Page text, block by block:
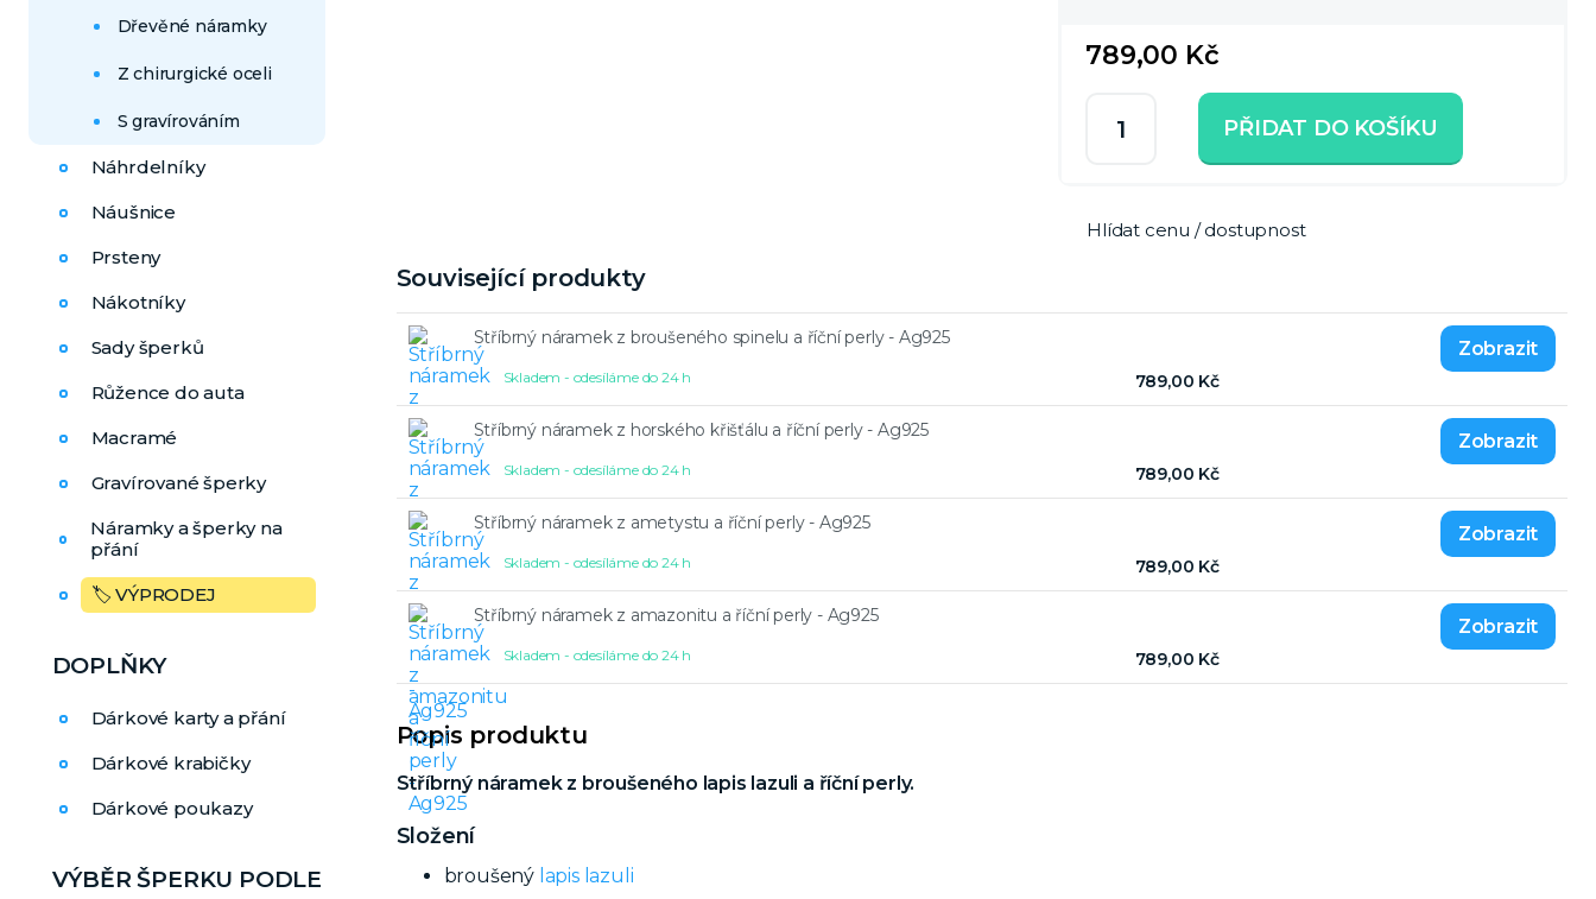
Dřevěné náramky
Z chirurgické oceli
S gravírováním
Náhrdelníky
Náušnice
Prsteny
Nákotníky
Sady šperků
Růžence do auta
Macramé
Gravírované šperky
Náramky a šperky na
přání
🏷️ VÝPRODEJ
DOPLŇKY
Dárkové karty a přání
Dárkové krabičky
Dárkové poukazy
VÝBĚR ŠPERKU PODLE
789,00 Kč
PŘIDAT DO KOŠÍKU
Hlídat cenu / dostupnost
Související produkty
Stříbrný náramek z broušeného spinelu a říční perly - Ag925
789,00 Kč
Skladem - odesíláme do 24 h
Stříbrný náramek z horského křišťálu a říční perly - Ag925
789,00 Kč
Skladem - odesíláme do 24 h
Stříbrný náramek z ametystu a říční perly - Ag925
789,00 Kč
Skladem - odesíláme do 24 h
Stříbrný náramek z amazonitu a říční perly - Ag925
789,00 Kč
Skladem - odesíláme do 24 h
Popis produktu
Stříbrný náramek z broušeného lapis lazuli a říční perly.
Složení
broušený lapis lazuli